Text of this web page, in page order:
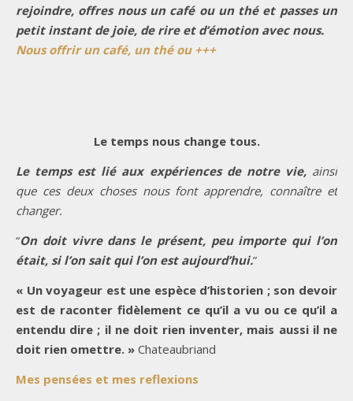
rejoindre, offres nous un café ou un thé et passes un
petit instant de joie, de rire et d’émotion avec nous.
Nous offrir un café, un thé ou +++
Le temps nous change tous.
Le temps est lié aux expériences de notre vie, ainsi
que ces deux choses nous font apprendre, connaître et
changer.
“On doit vivre dans le présent, peu importe qui l’on
était, si l’on sait qui l’on est aujourd’hui.”
« Un voyageur est une espèce d’historien ; son devoir
est de raconter fidèlement ce qu’il a vu ou ce qu’il a
entendu dire ; il ne doit rien inventer, mais aussi il ne
doit rien omettre. » Chateaubriand
Mes pensées et mes reflexions